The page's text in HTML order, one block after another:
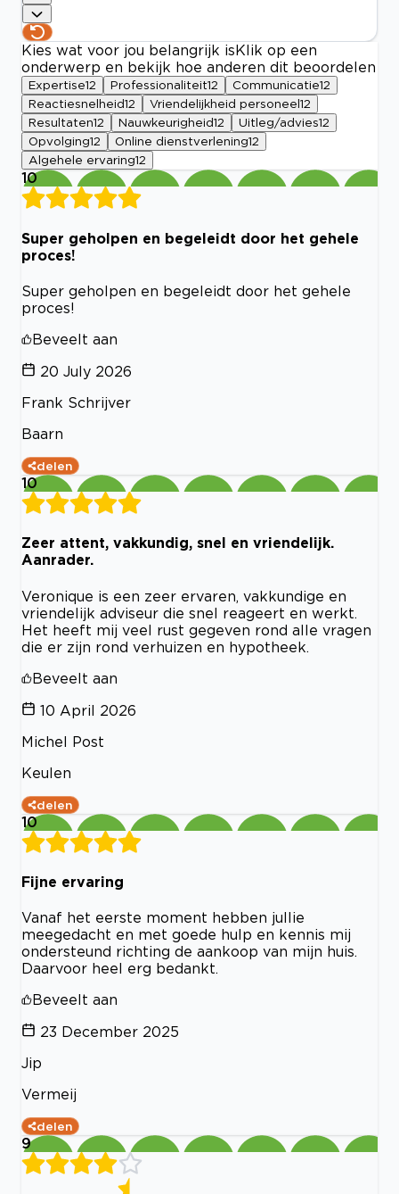
Kies wat voor jou belangrijk is Klik op een
onderwerp en bekijk hoe anderen dit beoordelen
Expertise12 Professionaliteit12 Communicatie12
Reactiesnelheid12 Vriendelijkheid personeel 12
Resultaten12 Nauwkeurigheid12 Uitleg/advies12
Opvolging12 Online dienstverlening12
Algehele ervaring12
10
Super geholpen en begeleidt door het gehele
proces!
Super geholpen en begeleidt door het gehele
proces!
Beveelt aan
20 July 2026
Frank Schrijver
Baarn
delen
10
Zeer attent, vakkundig, snel en vriendelijk.
Aanrader.
Veronique is een zeer ervaren, vakkundige en
vriendelijk adviseur die snel reageert en werkt.
Het heeft mij veel rust gegeven rond alle vragen
die er zijn rond verhuizen en hypotheek.
Beveelt aan
10 April 2026
Michel Post
Keulen
delen
10
Fijne ervaring
Vanaf het eerste moment hebben jullie
meegedacht en met goede hulp en kennis mij
ondersteund richting de aankoop van mijn huis.
Daarvoor heel erg bedankt.
Beveelt aan
23 December 2025
Jip
Vermeij
delen
9